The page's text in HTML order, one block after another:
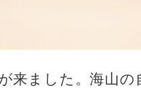
来ました。海山